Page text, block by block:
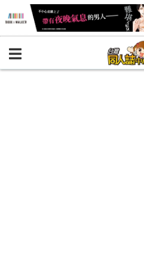
BOOKY書集倉庫